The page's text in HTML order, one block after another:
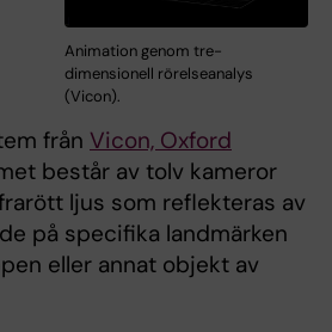
Animation genom tre-
dimensionell rörelseanalys
(Vicon).
från Vicon, Oxford
består av tolv kameror
ljus som reflekteras av
på specifika landmärken
eller annat objekt av